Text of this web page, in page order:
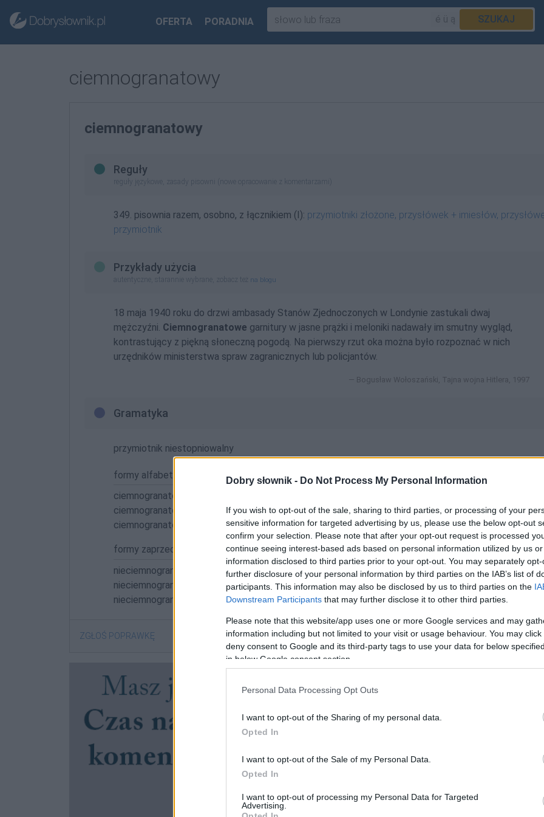
Dobry słownik - Do Not Process My Personal Information
If you wish to opt-out of the sale, sharing to third parties, or processing of your
sensitive information for targeted advertising by us, please use the below opt-out
confirm your selection. Please note that after your opt-out request is processed
continue seeing interest-based ads based on personal information utilized by us
information disclosed to third parties prior to your opt-out. You may separately
further disclosure of your personal information by third parties on the IAB’s list of
participants. This information may also be disclosed by us to third parties on the
Downstream Participants that may further disclose it to other third parties.
Please note that this website/app uses one or more Google services and may
information including but not limited to your visit or usage behaviour. You may
deny consent to Google and its third-party tags to use your data for below
in below Google consent section.
Personal Data Processing Opt Outs
I want to opt-out of the Sharing of my personal data.
Opted In
I want to opt-out of the Sale of my Personal Data.
Opted In
I want to opt-out of processing my Personal Data for Targeted
Advertising.
OFERTA PORADNIA SZUKAJ
ciemnogranatowy
ciemnogranatowy
Reguły
reguły językowe, zasady pisowni (nowe opracowanie z komentarzami)
349. pisownia razem, osobno, z łącznikiem (I): przymiotniki złożone, przysłówek + imiesłów,
przymiotnik
Przykłady użycia
autentyczne, starannie wybrane, zobacz też na blogu
18 maja 1940 roku do drzwi ambasady Stanów Zjednoczonych w Londynie zastukali dwaj
mężczyźni. Ciemnogranatowe garnitury w jasne prążki i meloniki nadawały im smutny wygląd,
kontrastujący z piękną słoneczną pogodą. Na pierwszy rzut oka można było rozpoznać w nich
urzędników ministerstwa spraw zagranicznych lub policjantów.
Bogusław Wołoszański, Tajna wojna Hitlera, 1997
Gramatyka
przymiotnik niestopniowalny
formy alfabetycznie:
ciemnogranatowa; ciemnogranatową; ciemnogranatowe; ciemnogranatowego; ciemnogranatowej;
ciemnogranatowemu; ciemnogranatowi; ciemnogranatowy; ciemnogranatowych;
ciemnogranatowym; ciemnogranatowymi
formy zaprzeczone:
nieciemnogranatowa; nieciemnogranatową; nieciemnogranatowe; nieciemnogranatowego;
nieciemnogranatowej; nieciemnogranatowemu; nieciemnogranatowi; nieciemnogranatowy;
nieciemnogranatowych; nieciemnogranatowym; nieciemnogranatowymi
ZGŁOŚ POPRAWKĘ